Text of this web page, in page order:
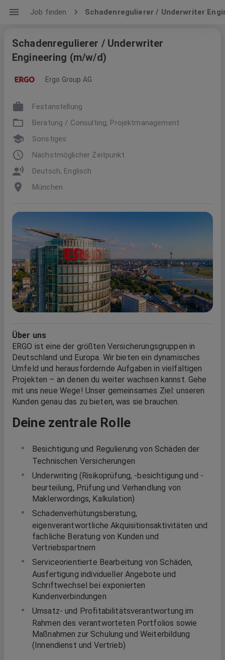
Job finden Schadenregulierer / Underwriter
Schadenregulierer / Underwriter
Engineering (m/w/d)
Ergo Group AG
Festanstellung
Beratung / Consulting, Projektmanagement
Sonstiges
Nächstmöglicher Zeitpunkt
Deutsch, Englisch
München
Über uns
ERGO ist eine der größten Versicherungsgruppen in
Deutschland und Europa. Wir bieten ein dynamisches
Umfeld und herausfordernde Aufgaben in vielfältigen
Projekten – an denen du weiter wachsen kannst. Gehe
mit uns neue Wege! Unser gemeinsames Ziel: unseren
Kunden genau das zu bieten, was sie brauchen.
Deine zentrale Rolle
Besichtigung und Regulierung von Schäden der
Technischen Versicherungen
Underwriting (Risikoprüfung, -besichtigung und -
beurteilung, Prüfung und Verhandlung von
Maklerwordings, Kalkulation)
Schadenverhütungsberatung,
eigenverantwortliche Akquisitionsaktivitäten und
fachliche Beratung von Kunden und
Vertriebspartnern
Serviceorientierte Bearbeitung von Schäden,
Ausfertigung individueller Angebote und
Schriftwechsel bei exponierten
Kundenverbindungen
Umsatz- und Profitabilitätsverantwortung im
Rahmen des verantworteten Portfolios sowie
Maßnahmen zur Schulung und Weiterbildung
(Innendienst und Vertrieb)